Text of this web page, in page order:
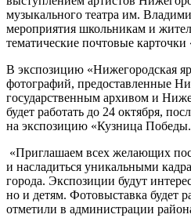
музыкального театра им.
мероприятия школьникам и
тематические почтовые
В экспозицию «Нижегородская
фотографий, предоставленные
государственным архивом и
будет работать до 24 октября,
на экспозицию «Кузница Победы.
«Приглашаем всех желающих
и насладиться уникальными
города. Экспозиции будут
но и детям. Фотовыставка будет
отметили в администрации